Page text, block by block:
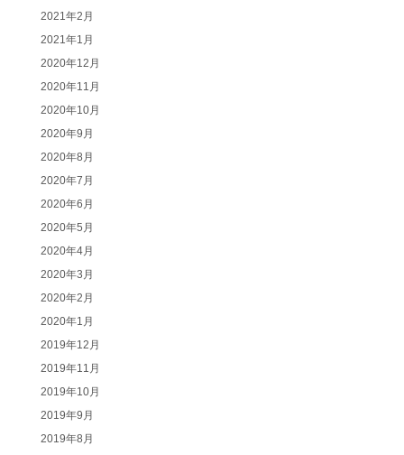
2021年2月
2021年1月
2020年12月
2020年11月
2020年10月
2020年9月
2020年8月
2020年7月
2020年6月
2020年5月
2020年4月
2020年3月
2020年2月
2020年1月
2019年12月
2019年11月
2019年10月
2019年9月
2019年8月